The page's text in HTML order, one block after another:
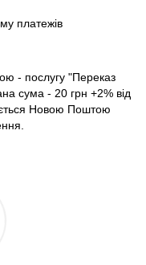
платежів
- послугу "Переказ
сума - 20 грн +2% від
Новою Поштою